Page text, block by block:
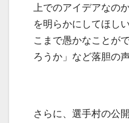
上でのアイデアなの
を明らかにしてほし
こまで愚かなことが
ろうか」など落胆の
さらに、選手村の公